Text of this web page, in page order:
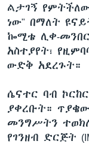
ልታገኝ
ነው" በማለት
ኰሚቴ ሊቀ-
አስተያየት፣
ውድቅ አደረጉት።
ሴናተር ባብ
ያቀረቡት። ጥያቄው
መንግሥትን
የገንዘብ ድርጅት